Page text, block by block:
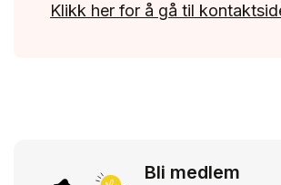
Klikk her for å gå til
Bli medlem